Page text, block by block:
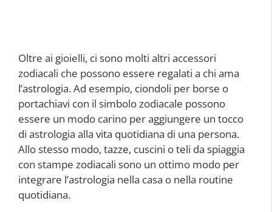
Oltre ai gioielli, ci sono molti altri accessori
zodiacali che possono essere regalati a chi ama
l’astrologia. Ad esempio, ciondoli per borse o
portachiavi con il simbolo zodiacale possono
essere un modo carino per aggiungere un tocco
di astrologia alla vita quotidiana di una persona.
Allo stesso modo, tazze, cuscini o teli da spiaggia
con stampe zodiacali sono un ottimo modo per
integrare l’astrologia nella casa o nella routine
quotidiana.